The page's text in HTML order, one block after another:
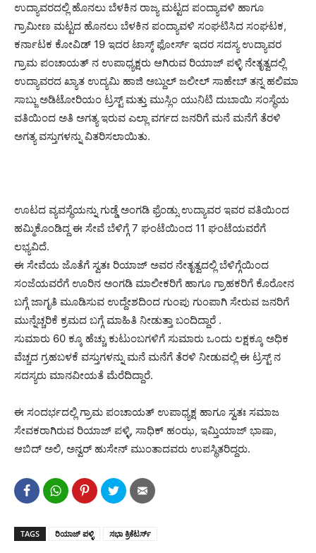
ಉದ್ಯಾವರದಲ್ಲಿ ಹೊನಲು ಬೆಳಕಿನ ರಾಜ್ಯ ಮಟ್ಟದ ಪಂದ್ಯಾವಳಿ ಹಾಗೂ
ಗ್ರಾಮೀಣ ಮಟ್ಟದ ಹೊನಲು ಬೆಳಕಿನ ಪಂದ್ಯಾವಳಿ ಸಂಘಟಿಸಿದ ಸಂಘಟಕ,
ಕರ್ನಾಟಕ ಕೋವಿಡ್ 19 ಇದರ ಟಾಸ್ಕ್ ಫೋರ್ಸ್ ಇದರ ಸದಸ್ಯ ಉದ್ಯಾವರ
ಗ್ರಾಮ ಪಂಚಾಯತ್ ನ ಉಪಾಧ್ಯಕ್ಷರು ಆಗಿರುವ ರಿಯಾಜ್ ಪಳ್ಳಿ ನೇತೃತ್ವದಲ್ಲಿ
ಉದ್ಯಾವರದ ಖ್ಯಾತ ಉದ್ಯಮಿ ಹಾಜಿ ಅಬ್ದುಲ್ ಜಲೀಲ್ ಸಾಹೇಬ್ ತನ್ನ ಹಲಿಮಾ
ಸಾಬ್ಜು ಅಡಿಟೋರಿಯಂ ಟ್ರಸ್ಟ್ ಮತ್ತು ಮುಸ್ಲಿಂ ಯುನಿಟಿ ದುಬಾಯಿ ಸಂಸ್ಥೆಯ
ವತಿಯಿಂದ ಅತಿ ಅಗತ್ಯ ಇರುವ ಎಲ್ಲಾ ವರ್ಗದ ಜನರಿಗೆ ಮನೆ ಮನೆಗೆ ತೆರಳಿ
ಅಗತ್ಯ ವಸ್ತುಗಳನ್ನು ವಿತರಿಸಲಾಯಿತು.
ಊಟದ ವ್ಯವಸ್ಥೆಯನ್ನು ಗುಡ್ಡೆ ಅಂಗಡಿ ಫ್ರೆಂಡ್ಸು ಉದ್ಯಾವರ ಇವರ ವತಿಯಿಂದ
ಹಮ್ಮಿಕೊಂಡಿದ್ದ ಈ ಸೇವೆ ಬೆಳಿಗ್ಗೆ 7 ಘಂಟೆಯಿಂದ 11 ಘಂಟೆಯವರೆಗೆ
ಲಭ್ಯವಿದೆ.
ಈ ಸೇವೆಯ ಜೊತೆಗೆ ಸ್ವತಃ ರಿಯಾಜ್ ಅವರ ನೇತೃತ್ವದಲ್ಲಿ ಬೆಳಿಗ್ಗೆಯಿಂದ
ಸಂಜೆಯವರೆಗೆ ಊರಿನ ಅಂಗಡಿ ಮಾಲೀಕರಿಗೆ ಹಾಗೂ ಗ್ರಾಹಕರಿಗೆ ಕೊರೋನ
ಬಗ್ಗೆ ಜಾಗೃತಿ ಮೂಡಿಸುವ ಉದ್ದೇಶದಿಂದ ಗುಂಪು ಗುಂಪಾಗಿ ಸೇರುವ ಜನರಿಗೆ
ಮುನ್ನೆಚ್ಚರಿಕೆ ಕ್ರಮದ ಬಗ್ಗೆ ಮಾಹಿತಿ ನೀಡುತ್ತಾ ಬಂದಿದ್ದಾರೆ .
ಸುಮಾರು 60 ಕ್ಕೂ ಹೆಚ್ಚು ಕುಟುಂಬಗಳಿಗೆ ಸುಮಾರು ಒಂದು ಲಕ್ಷಕ್ಕೂ ಅಧಿಕ
ವೆಚ್ಚದ ಗ್ರಹಬಳಕೆ ವಸ್ತುಗಳನ್ನು ಮನೆ ಮನೆಗೆ ತೆರಳಿ ನೀಡುವಲ್ಲಿ ಈ ಟ್ರಸ್ಟ್ ನ
ಸದಸ್ಯರು ಮಾನವೀಯತೆ ಮೆರೆದಿದ್ದಾರೆ.
ಈ ಸಂದರ್ಭದಲ್ಲಿ ಗ್ರಾಮ ಪಂಚಾಯತ್ ಉಪಾಧ್ಯಕ್ಷ ಹಾಗೂ ಸ್ವತಃ ಸಮಾಜ
ಸೇವಕರಾಗಿರುವ ರಿಯಾಜ್ ಪಳ್ಳಿ, ಸಾಧಿಕ್ ಹಂಝ, ಇಮ್ತಿಯಾಜ್ ಭಾಷಾ,
ಆಬಿದ್ ಅಲಿ, ಅನ್ವರ್ ಹುಸೇನ್ ಮುಂತಾದವರು ಉಪಸ್ಥಿತರಿದ್ದರು.
TAGS ರಿಯಾಜ್ ಪಳ್ಳಿ ಸಭಾ ಕ್ರಿಕೆಟರ್ಸ್